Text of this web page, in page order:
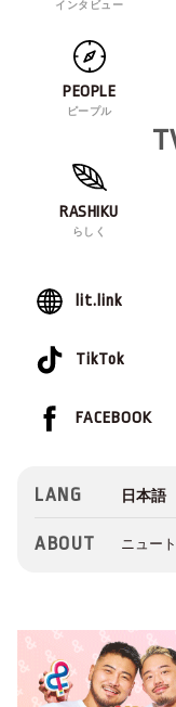
インタビュー
PEOPLE
ピープル
RASHIKU
らしく
lit.link
TikTok
FACEBOOK
LANG
ABOUT ニュー